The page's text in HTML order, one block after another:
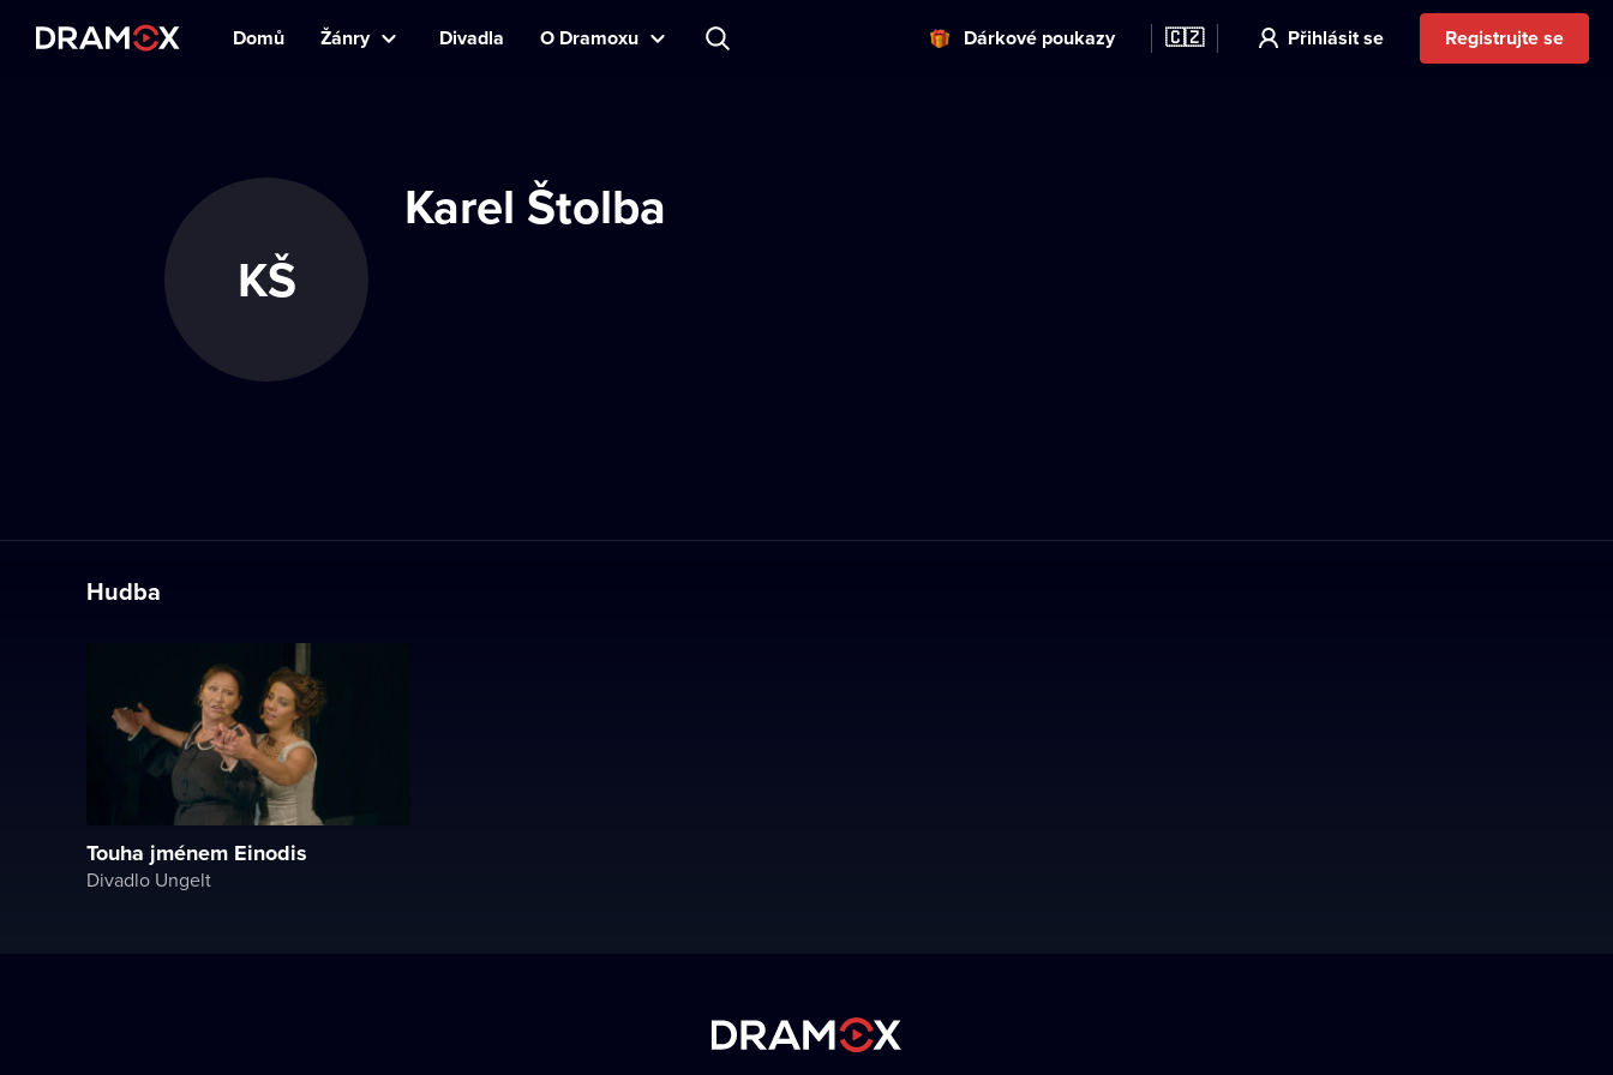
Domů Žánry Divadla O Dramoxu Dárkové poukazy 🇨🇿 Přihlásit se Registrujte se
KŠ
Karel Štolba
Hudba
Touha jménem Einodis
Divadlo Ungelt